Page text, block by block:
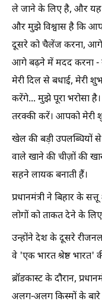
ले जाने के लिए है, और यह
और मुझे विश्वास है कि
दूसरे को चैलेंज करना,
आगे बढ़ने में मदद करना -
मेरी दिल से बधाई, मेरी
करेंगे... मुझे पूरा भरोसा
तरक्की करें। आपको मेरी
खेल की बड़ी उपलब्धियों
वाले खाने की चीज़ों की
सहने लायक बनाती हैं।
प्रधानमंत्री ने बिहार के
लोगों को ताकत देने के
उन्होंने देश के दूसरे
वे 'एक भारत श्रेष्ठ भारत'
ब्रॉडकास्ट के दौरान,
अलग-अलग किस्मों के बारे